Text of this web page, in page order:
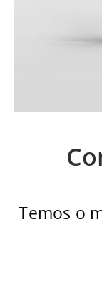
Temos o